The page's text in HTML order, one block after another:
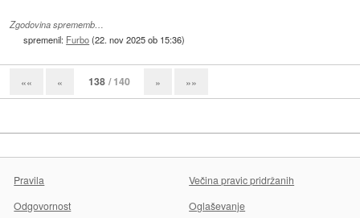
Zgodovina sprememb…
spremenil: Furbo(22. nov 2025 ob 15:36)
«« « 138 / 140 » »»
Pravila
Večina pravic pridržanih
Odgovornost
Oglaševanje